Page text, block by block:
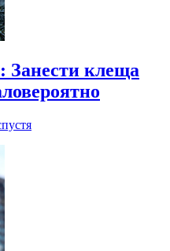
Занести клеща